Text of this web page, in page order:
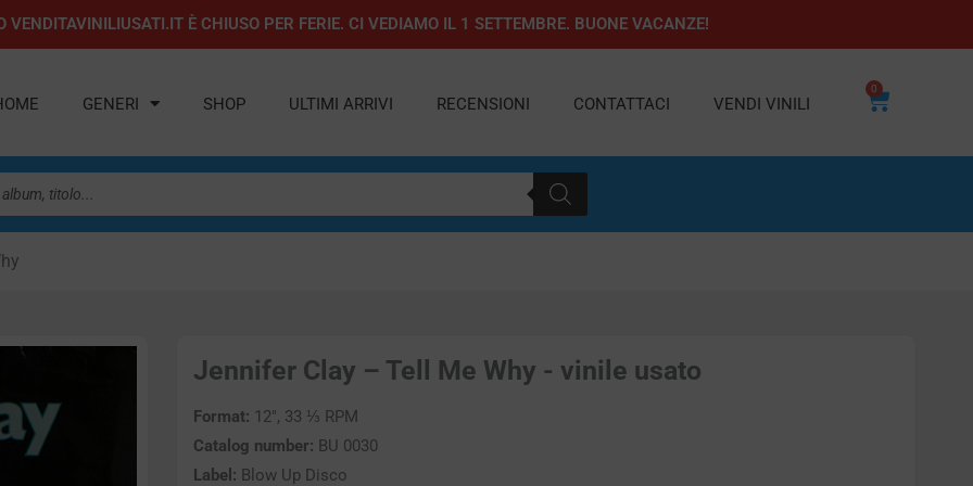
È CHIUSO PER FERIE. CI VEDIAMO IL 1 SETTEMBRE. BUONE VACANZE!
GENERI SHOP ULTIMI ARRIVI RECENSIONI CONTATTACI VENDI VINILI
0
Carrello
Jennifer Clay – Tell Me Why - vinile usato
Format: 12″, 33 ⅓ RPM
Catalog number: BU 0030
Label: Blow Up Disco